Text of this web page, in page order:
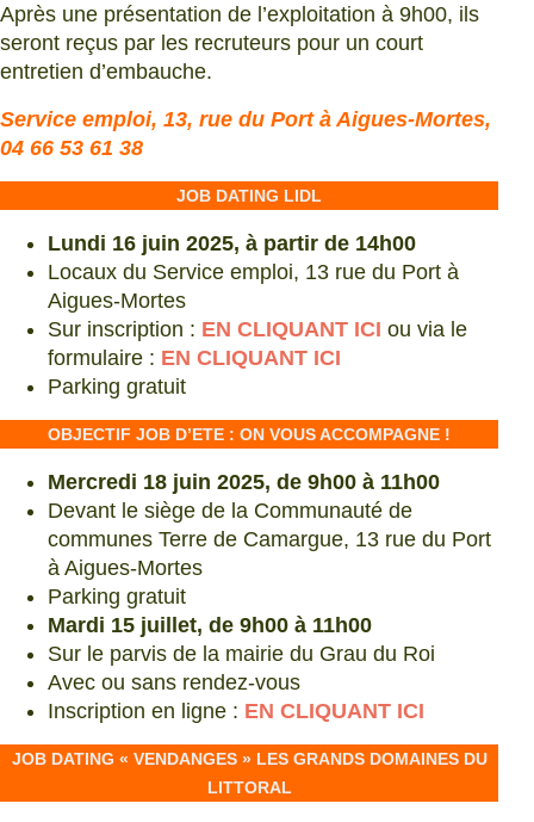
Après une présentation de l’exploitation à 9h00, ils
seront reçus par les recruteurs pour un court
entretien d’embauche.
Service emploi, 13, rue du Port à Aigues-Mortes,
04 66 53 61 38
JOB DATING LIDL
Lundi 16 juin 2025, à partir de 14h00
Locaux du Service emploi, 13 rue du Port à
Aigues-Mortes
Sur inscription : EN CLIQUANT ICI ou via le
formulaire : EN CLIQUANT ICI
Parking gratuit
OBJECTIF JOB D’ETE : ON VOUS ACCOMPAGNE !
Mercredi 18 juin 2025, de 9h00 à 11h00
Devant le siège de la Communauté de
communes Terre de Camargue, 13 rue du Port
à Aigues-Mortes
Parking gratuit
Mardi 15 juillet, de 9h00 à 11h00
Sur le parvis de la mairie du Grau du Roi
Avec ou sans rendez-vous
Inscription en ligne : EN CLIQUANT ICI
JOB DATING « VENDANGES » LES GRANDS DOMAINES DU
LITTORAL